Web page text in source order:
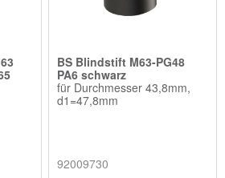
BS Blindstift M63-PG48
PA6 schwarz
für Durchmesser 43,8mm,
d1=47,8mm
92009730